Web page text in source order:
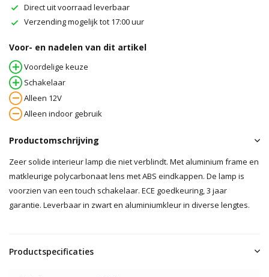
Direct uit voorraad leverbaar
Verzending mogelijk tot 17:00 uur
Voor- en nadelen van dit artikel
Voordelige keuze
Schakelaar
Alleen 12V
Alleen indoor gebruik
Productomschrijving
Zeer solide interieur lamp die niet verblindt. Met aluminium frame en
matkleurige polycarbonaat lens met ABS eindkappen. De lamp is
voorzien van een touch schakelaar. ECE goedkeuring, 3 jaar
garantie. Leverbaar in zwart en aluminiumkleur in diverse lengtes.
Productspecificaties